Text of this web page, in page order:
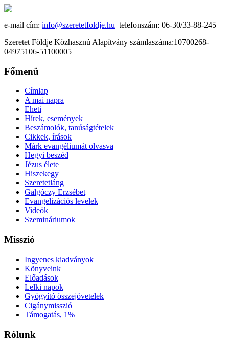
e-mail cím: info@szeretetfoldje.hu telefonszám: 06-30/33-88-245
Szeretet Földje Közhasznú Alapítvány számlaszáma:10700268-
04975106-51100005
Főmenü
Címlap
A mai napra
Eheti
Hírek, események
Beszámolók, tanúságtételek
Cikkek, írások
Márk evangéliumát olvasva
Hegyi beszéd
Jézus élete
Hiszekegy
Szeretetláng
Galgóczy Erzsébet
Evangelizációs levelek
Videók
Szemináriumok
Misszió
Ingyenes kiadványok
Könyveink
Előadások
Lelki napok
Gyógyító összejövetelek
Cigánymisszió
Támogatás, 1%
Rólunk